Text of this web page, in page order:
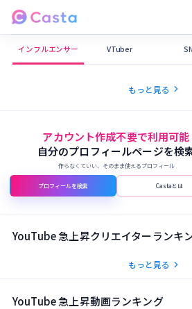
Castaメディア
インフルエンサー VTuber
もっと見る chevron_right
アカウント作成不要で利用可能
自分のプロフィールページを検
作らなくていい、そのまま使えるプロフィール
プロフィールを検索 Castaとは
YouTube 急上昇クリエイターランキ
もっと見る chevron_right
YouTube 急上昇動画ランキング